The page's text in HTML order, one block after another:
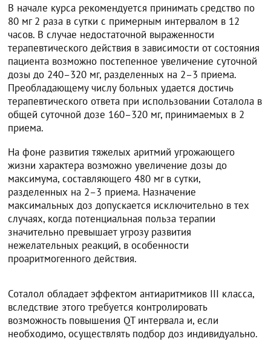
В начале курса рекомендуется принимать средство по
80 мг 2 раза в сутки с примерным интервалом в 12
часов. В случае недостаточной выраженности
терапевтического действия в зависимости от состояния
пациента возможно постепенное увеличение суточной
дозы до 240–320 мг, разделенных на 2–3 приема.
Преобладающему числу больных удается достичь
терапевтического ответа при использовании Соталола в
общей суточной дозе 160–320 мг, принимаемых в 2
приема.
На фоне развития тяжелых аритмий угрожающего
жизни характера возможно увеличение дозы до
максимума, составляющего 480 мг в сутки,
разделенных на 2–3 приема. Назначение
максимальных доз допускается исключительно в тех
случаях, когда потенциальная польза терапии
значительно превышает угрозу развития
нежелательных реакций, в особенности
проаритмогенного действия.
Соталол обладает эффектом антиаритмиков III класса,
вследствие этого требуется контролировать
возможность повышения QT интервала и, если
необходимо, осуществлять подбор доз индивидуально.